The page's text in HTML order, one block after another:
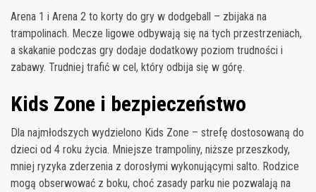
Arena 1 i Arena 2 to korty do gry w dodgeball – zbijaka na
trampolinach. Mecze ligowe odbywają się na tych przestrzeniach,
a skakanie podczas gry dodaje dodatkowy poziom trudności i
zabawy. Trudniej trafić w cel, który odbija się w górę.
Kids Zone i bezpieczeństwo
Dla najmłodszych wydzielono Kids Zone – strefę dostosowaną do
dzieci od 4 roku życia. Mniejsze trampoliny, niższe przeszkody,
mniej ryzyka zderzenia z dorosłymi wykonującymi salto. Rodzice
mogą obserwować z boku, choć zasady parku nie pozwalają na